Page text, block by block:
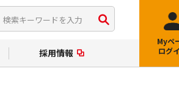
Myペ
ログ
採用情報